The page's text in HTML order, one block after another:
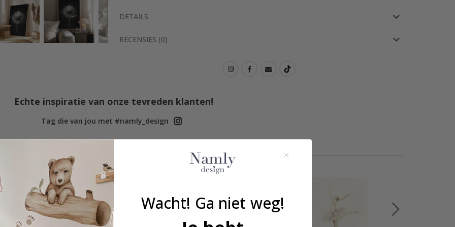
DETAILS
RECENSIES (0)
Echte inspiratie van onze tevreden klanten!
Tag die van jou met #namly_design
Vergelijkbare producten
Wacht! Ga niet weg!